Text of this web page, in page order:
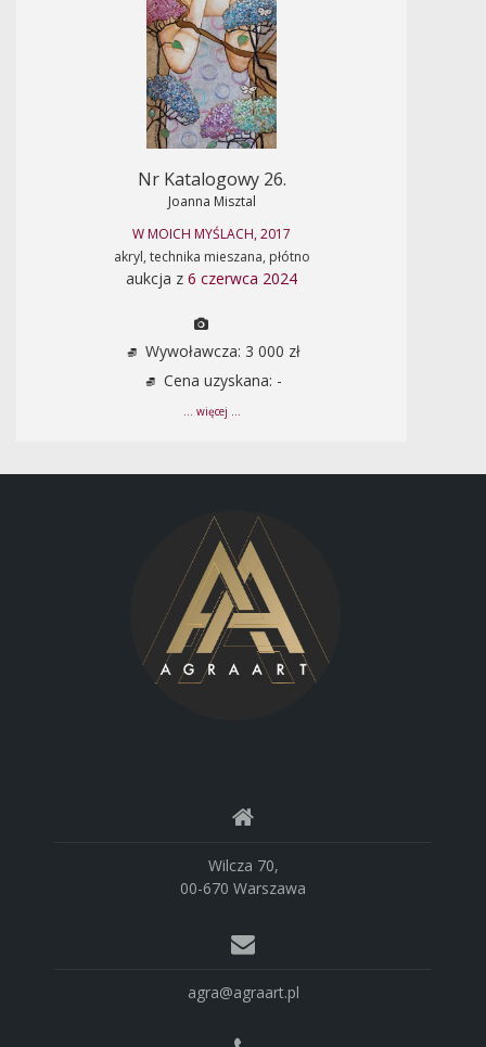
Nr Katalogowy 26.
Joanna Misztal
W MOICH MYŚLACH, 2017
akryl, technika mieszana, płótno
aukcja z 6 czerwca 2024
Wywoławcza: 3 000 zł
Cena uzyskana: -
... więcej ...
Wilcza 70,
00-670 Warszawa
agra@agraart.pl